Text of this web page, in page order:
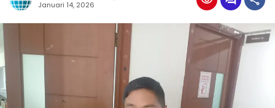
Januari 14, 2026